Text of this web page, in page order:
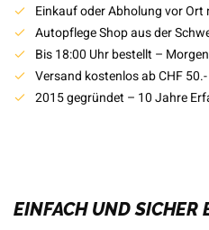
Einkauf oder Abholung vor Ort
Autopflege Shop aus der
Bis 18:00 Uhr bestellt –
Versand kostenlos ab CHF 50.-
2015 gegründet – 10 Jahre
EINFACH UND SICHER